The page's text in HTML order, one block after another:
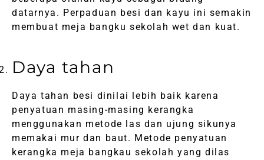
datarnya. Perpaduan besi dan kayu ini semakin
membuat meja bangku sekolah wet dan kuat.
Daya tahan
Daya tahan besi dinilai lebih baik karena
penyatuan masing-masing kerangka
menggunakan metode las dan ujung sikunya
memakai mur dan baut. Metode penyatuan
kerangka meja bangkau sekolah yang dilas